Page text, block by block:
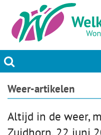
Actueel
Welzijn & Maatschappij
Weer-artikelen
Altijd in de weer,